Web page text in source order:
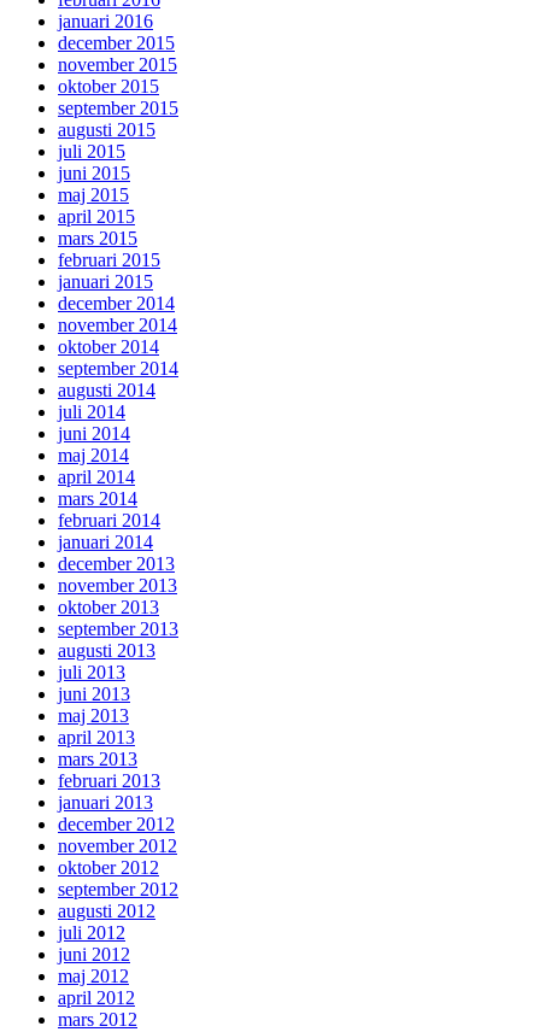
januari 2016
december 2015
november 2015
oktober 2015
september 2015
augusti 2015
juli 2015
juni 2015
maj 2015
april 2015
mars 2015
februari 2015
januari 2015
december 2014
november 2014
oktober 2014
september 2014
augusti 2014
juli 2014
juni 2014
maj 2014
april 2014
mars 2014
februari 2014
januari 2014
december 2013
november 2013
oktober 2013
september 2013
augusti 2013
juli 2013
juni 2013
maj 2013
april 2013
mars 2013
februari 2013
januari 2013
december 2012
november 2012
oktober 2012
september 2012
augusti 2012
juli 2012
juni 2012
maj 2012
april 2012
mars 2012